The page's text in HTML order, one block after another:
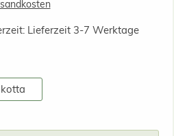
Lieferzeit 3-7 Werktage